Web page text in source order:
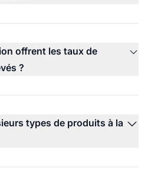
offrent les taux de
?
types de produits à la